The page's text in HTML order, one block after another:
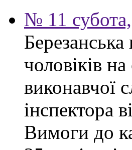
№ 11
чоловіків
виконавчої
інспектора
Вимоги до